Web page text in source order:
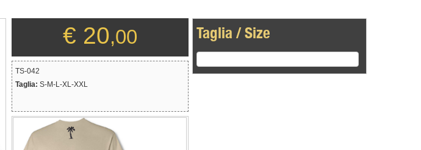
€ 20,00
TS-042
Taglia: S-M-L-XL-XXL
Taglia / Size